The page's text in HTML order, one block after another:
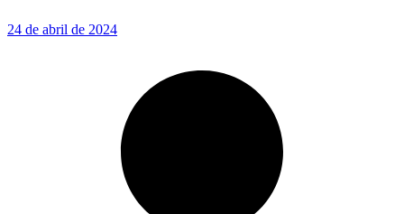
24 de abril de 2024